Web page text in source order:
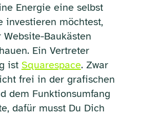
Energie eine selbst
investieren möchtest,
Baukästen
Ein Vertreter
ist Squarespace. Zwar
frei in der grafischen
dem Funktionsumfang
dafür musst Du Dich